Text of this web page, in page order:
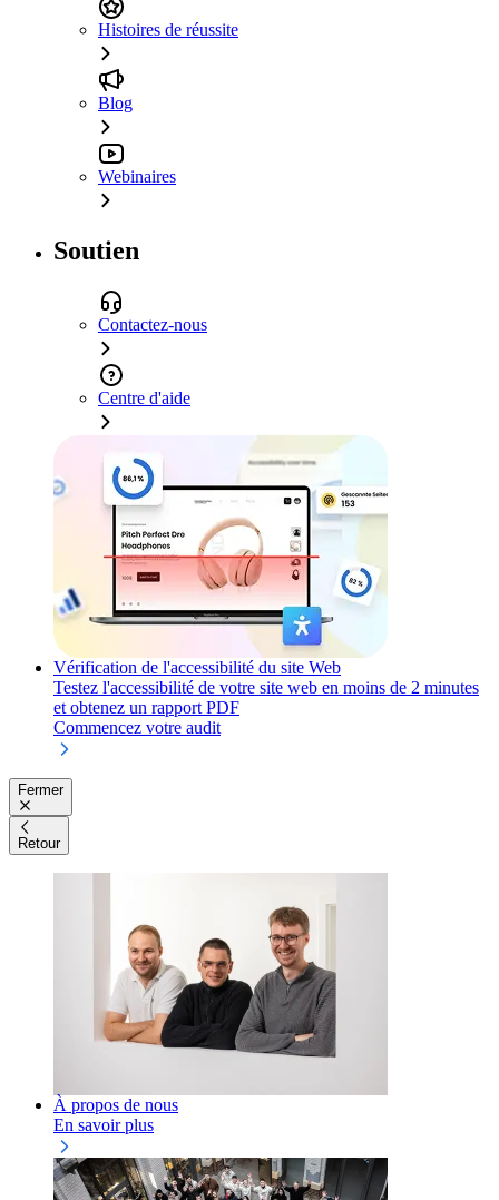
Histoires de réussite
Blog
Webinaires
Soutien
Contactez-nous
Centre d'aide
Vérification de l'accessibilité du site Web
Testez l'accessibilité de votre site web en moins de 2 minutes
et obtenez un rapport PDF
Commencez votre audit
Fermer
Retour
À propos de nous
En savoir plus